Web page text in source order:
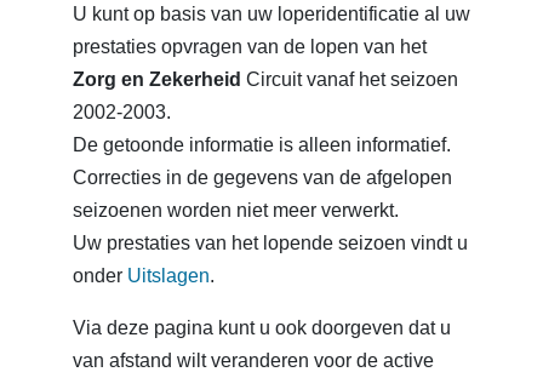
U kunt op basis van uw loperidentificatie al uw
prestaties opvragen van de lopen van het
Zorg en Zekerheid Circuit vanaf het seizoen
2002-2003.
De getoonde informatie is alleen informatief.
Correcties in de gegevens van de afgelopen
seizoenen worden niet meer verwerkt.
Uw prestaties van het lopende seizoen vindt u
onder Uitslagen.
Via deze pagina kunt u ook doorgeven dat u
van afstand wilt veranderen voor de active